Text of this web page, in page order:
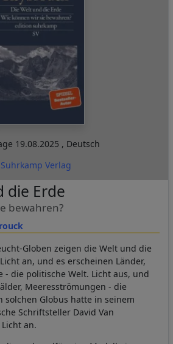
19.08.2025 , Deutsch
Suhrkamp Verlag
die Erde
bewahren?
Globen zeigen die Welt und die
an, und es erscheinen Länder,
- die politische Welt. Licht aus, und
Meeresströmungen - die
solchen Globus hatte in seinem
Schriftsteller David Van
an.